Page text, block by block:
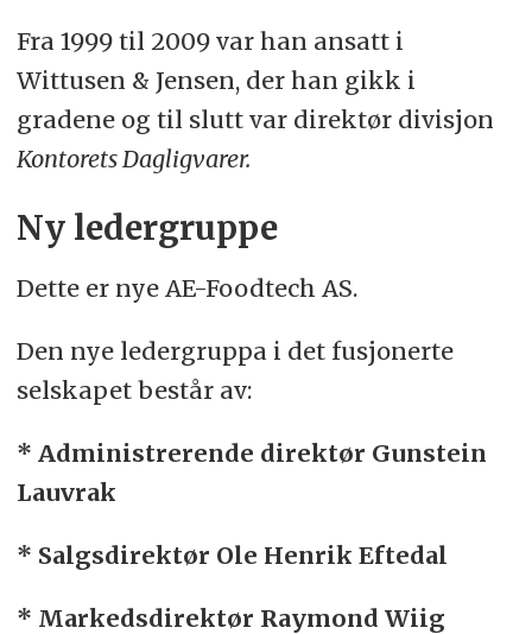
Fra 1999 til 2009 var han ansatt i
Wittusen & Jensen, der han gikk i
gradene og til slutt var direktør divisjon
Kontorets Dagligvarer.
Ny ledergruppe
Dette er nye AE-Foodtech AS.
Den nye ledergruppa i det fusjonerte
selskapet består av:
* Administrerende direktør Gunstein
Lauvrak
* Salgsdirektør Ole Henrik Eftedal
* Markedsdirektør Raymond Wiig